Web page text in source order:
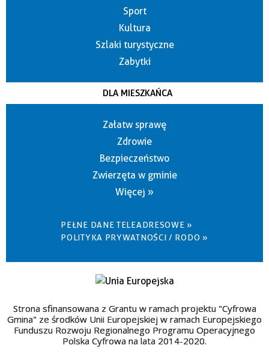
Sport
Kultura
Szlaki turystyczne
Zabytki
DLA MIESZKAŃCA
Załatw sprawę
Zdrowie
Bezpieczeństwo
Zwierzęta w gminie
Więcej »
PEŁNE DANE TELEADRESOWE »
POLITYKA PRYWATNOŚCI / RODO »
Strona sfinansowana z Grantu w ramach projektu "Cyfrowa
Gmina" ze środków Unii Europejskiej w ramach Europejskiego
Funduszu Rozwoju Regionalnego Programu Operacyjnego
Polska Cyfrowa na lata 2014-2020.